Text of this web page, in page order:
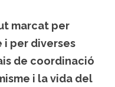
marcat per
i per diverses
de coordinació
i la vida del